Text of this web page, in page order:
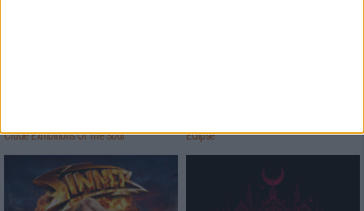
Crude Exhibitions Of The Soul
Eclipse